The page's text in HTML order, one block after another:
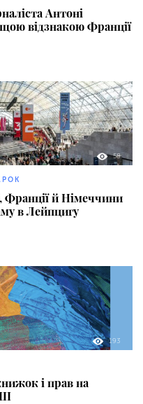
Антоні
відзнакою Франції
58
Франції й Німеччини
в Лейпцигу
193
і прав на